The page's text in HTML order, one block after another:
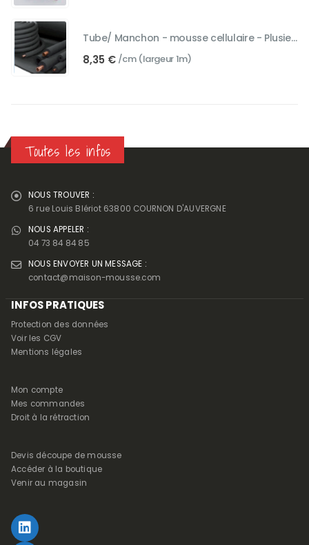
11,50 €.7,15 €.
Tube/ Manchon - mousse cellulaire - Plusieurs diamètres
8,35 € /cm (largeur 1m)
Toutes les infos
NOUS TROUVER :
6 rue Louis Blériot 63800 COURNON D'AUVERGNE
NOUS APPELER :
04 73 84 84 85
NOUS ENVOYER UN MESSAGE :
contact@maison-mousse.com
INFOS PRATIQUES
Protection des données
Voir les CGV
Mentions légales
Mon compte
Mes commandes
Droit à la rétraction
Devis découpe de mousse
Accéder à la boutique
Venir au magasin